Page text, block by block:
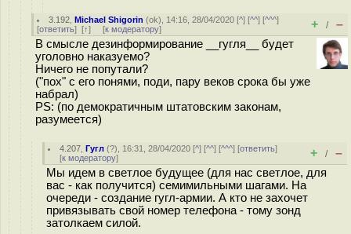
3.192 ,Michael Shigorin (ok), 14:16, 28/04/2020 [^] [^^] [^^^]
[ответить] [↑] [к модератору] + / –
В смысле дезинформирование __гугля__ будет
уголовно наказуемо?
Ничего не попутали?
("пох" с его понями, поди, пару веков срока бы уже
набрал)
PS: (по демократичным штатовским законам,
разумеется)
4.207 ,Гугл (?), 16:31, 28/04/2020 [^] [^^] [^^^] [ответить]
[к модератору] + / –
Мы идем в светлое будущее (для нас светлое, для
вас - как получится) семимильными шагами. На
очереди - создание гугл-армии. А кто не захочет
привязывать свой номер телефона - тому зонд
затолкаем силой.